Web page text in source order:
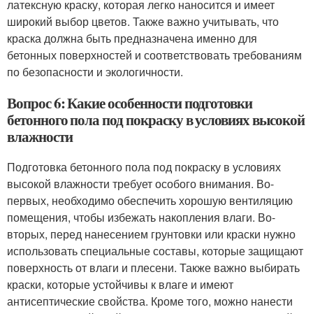
латексную краску, которая легко наносится и имеет
широкий выбор цветов. Также важно учитывать, что
краска должна быть предназначена именно для
бетонных поверхностей и соответствовать требованиям
по безопасности и экологичности.
Вопрос 6: Какие особенности подготовки
бетонного пола под покраску в условиях высокой
влажности
Подготовка бетонного пола под покраску в условиях
высокой влажности требует особого внимания. Во-
первых, необходимо обеспечить хорошую вентиляцию
помещения, чтобы избежать накопления влаги. Во-
вторых, перед нанесением грунтовки или краски нужно
использовать специальные составы, которые защищают
поверхность от влаги и плесени. Также важно выбирать
краски, которые устойчивы к влаге и имеют
антисептические свойства. Кроме того, можно нанести